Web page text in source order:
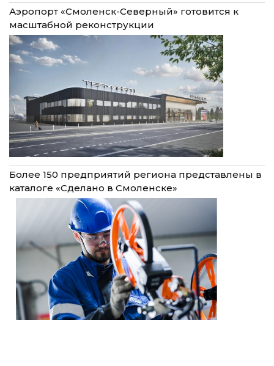
Аэропорт «Смоленск-Северный» готовится к
масштабной реконструкции
Более 150 предприятий региона представлены в
каталоге «Сделано в Смоленске»